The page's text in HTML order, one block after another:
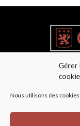
Gérer
Nous utilisons des
Maison